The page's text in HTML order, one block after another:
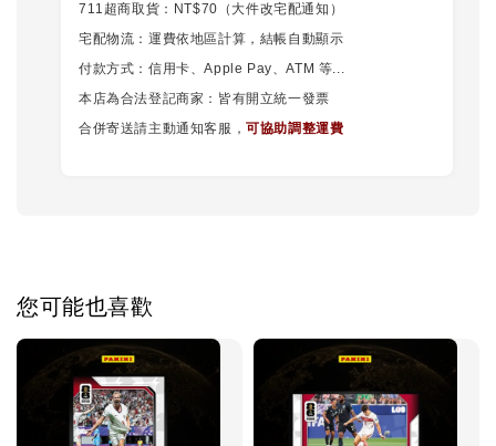
711超商取貨：NT$70（大件改宅配通知）
宅配物流：運費依地區計算，結帳自動顯示
付款方式：信用卡、Apple Pay、ATM 等...
本店為合法登記商家：皆有開立統一發票
合併寄送請主動通知客服，可協助調整運費
您可能也喜歡